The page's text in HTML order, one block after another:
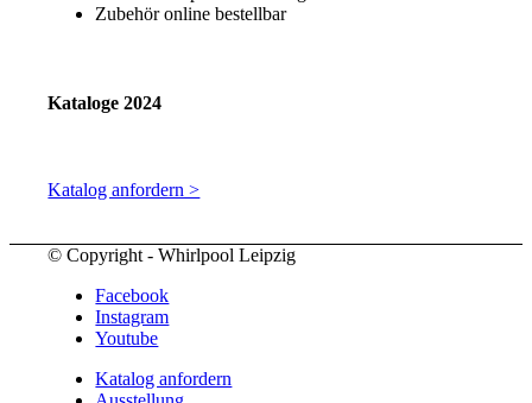
Zubehör online bestellbar
Kataloge 2024
Katalog anfordern >
© Copyright - Whirlpool Leipzig
Facebook
Instagram
Youtube
Katalog anfordern